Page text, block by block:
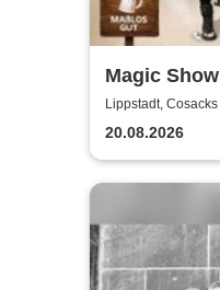
Magic Show
Lippstadt,
20.08.2026